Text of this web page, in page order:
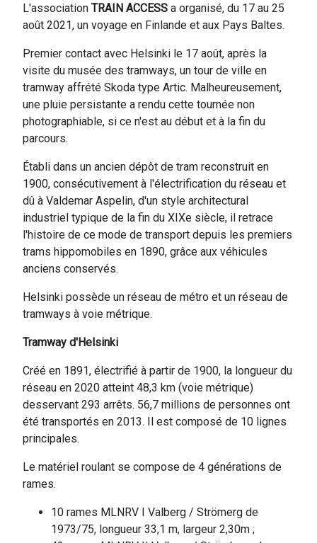
L'association TRAIN ACCESS a organisé, du 17 au 25
août 2021, un voyage en Finlande et aux Pays Baltes.
Premier contact avec Helsinki le 17 août, après la
visite du musée des tramways, un tour de ville en
tramway affrété Skoda type Artic. Malheureusement,
une pluie persistante a rendu cette tournée non
photographiable, si ce n'est au début et à la fin du
parcours.
Établi dans un ancien dépôt de tram reconstruit en
1900, consécutivement à l'électrification du réseau et
dû à Valdemar Aspelin, d'un style architectural
industriel typique de la fin du XIXe siècle, il retrace
l'histoire de ce mode de transport depuis les premiers
trams hippomobiles en 1890, grâce aux véhicules
anciens conservés.
Helsinki possède un réseau de métro et un réseau de
tramways à voie métrique.
Tramway d'Helsinki
Créé en 1891, électrifié à partir de 1900, la longueur du
réseau en 2020 atteint 48,3 km (voie métrique)
desservant 293 arrêts. 56,7 millions de personnes ont
été transportés en 2013. Il est composé de 10 lignes
principales.
Le matériel roulant se compose de 4 générations de
rames.
10 rames MLNRV I Valberg / Strömerg de
1973/75, longueur 33,1 m, largeur 2,30m ;